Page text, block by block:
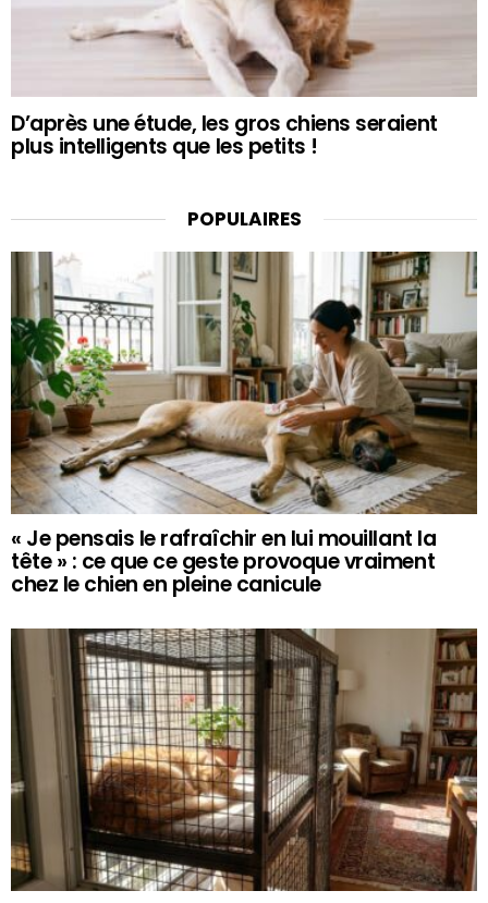
D’après une étude, les gros chiens seraient
plus intelligents que les petits !
POPULAIRES
« Je pensais le rafraîchir en lui mouillant la
tête » : ce que ce geste provoque vraiment
chez le chien en pleine canicule